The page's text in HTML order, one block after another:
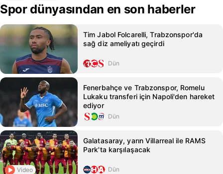
Spor dünyasından en son haberler
Tim Jabol Folcarelli, Trabzonspor'da
sağ diz ameliyatı geçirdi
Dün
Fenerbahçe ve Trabzonspor, Romelu
Lukaku transferi için Napoli'den hareket
ediyor
Dün
Video
Galatasaray, yarın Villarreal ile RAMS
Park'ta karşılaşacak
Dün